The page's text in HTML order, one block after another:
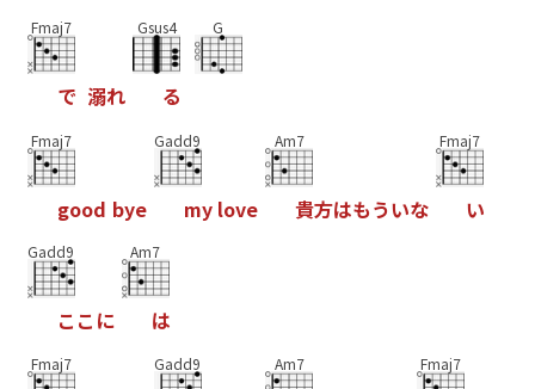
Fmaj7
で 溺れ
Gsus4
る
G
Fmaj7
good bye
Gadd9
my love
Am7
貴方はもういな
Fmaj7
い
Gadd9
こ こ に
Am7
は
Fmaj7 Gadd9 Am7 Fmaj7